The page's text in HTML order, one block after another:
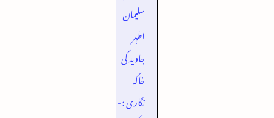
سلیمان
اطہر
جاوید کی
خاکہ
نگاری :-